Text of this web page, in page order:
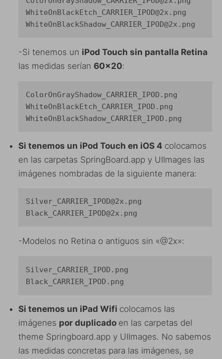
WhiteOnBlackEtch_CARRIER_IPOD@2x.png
WhiteOnBlackShadow_CARRIER_IPOD@2x.png
-Si tenemos un iPod Touch sin pantalla Retina
las medidas serían 60×20:
ColorOnGrayShadow_CARRIER_IPOD.png
WhiteOnBlackEtch_CARRIER_IPOD.png
WhiteOnBlackShadow_CARRIER_IPOD.png
Si tenemos un iPod Touch en iOS 4 colocamos
en las carpetas SpringBoard.app y UIImages las
imágenes nombradas de la siguiente manera:
Silver_CARRIER_IPOD@2x.png
Black_CARRIER_IPOD@2x.png
-Modelos no Retina o antiguos sin «@2x»:
Silver_CARRIER_IPOD.png
Black_CARRIER_IPOD.png
Si tenemos un iPad Wifi colocamos las
imágenes por duplicado en las carpetas del
theme Springboard.app y UIImages. No sabemos
las medidas concretas para las imágenes, se